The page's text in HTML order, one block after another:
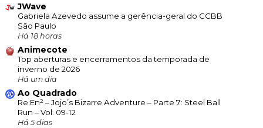
JWave
Gabriela Azevedo assume a gerência-geral do CCBB
São Paulo
Há 18 horas
Animecote
Top aberturas e encerramentos da temporada de
inverno de 2026
Há um dia
Ao Quadrado
Re:En² – Jojo’s Bizarre Adventure – Parte 7: Steel Ball
Run – Vol. 09-12
Há 5 dias